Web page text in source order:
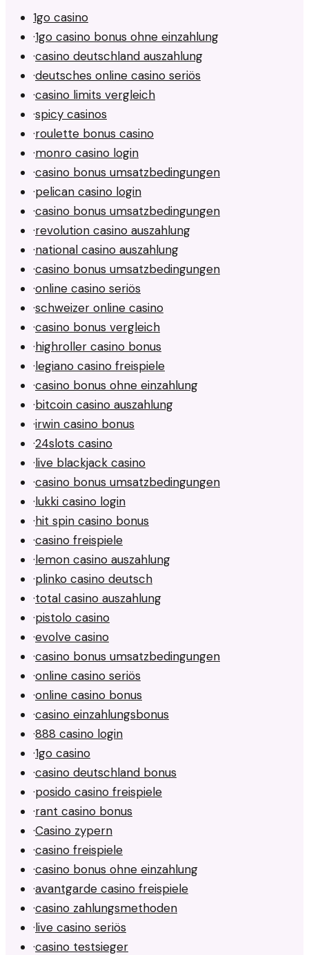
1go casino
·1go casino bonus ohne einzahlung
·casino deutschland auszahlung
·deutsches online casino seriös
·casino limits vergleich
·spicy casinos
·roulette bonus casino
·monro casino login
·casino bonus umsatzbedingungen
·pelican casino login
·casino bonus umsatzbedingungen
·revolution casino auszahlung
·national casino auszahlung
·casino bonus umsatzbedingungen
·online casino seriös
·schweizer online casino
·casino bonus vergleich
·highroller casino bonus
·legiano casino freispiele
·casino bonus ohne einzahlung
·bitcoin casino auszahlung
·irwin casino bonus
·24slots casino
·live blackjack casino
·casino bonus umsatzbedingungen
·lukki casino login
·hit spin casino bonus
·casino freispiele
·lemon casino auszahlung
·plinko casino deutsch
·total casino auszahlung
·pistolo casino
·evolve casino
·casino bonus umsatzbedingungen
·online casino seriös
·online casino bonus
·casino einzahlungsbonus
·888 casino login
·1go casino
·casino deutschland bonus
·posido casino freispiele
·rant casino bonus
·Casino zypern
·casino freispiele
·casino bonus ohne einzahlung
·avantgarde casino freispiele
·casino zahlungsmethoden
·live casino seriös
·casino testsieger